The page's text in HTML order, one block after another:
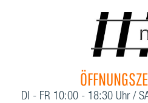
DI - FR 10:00 - 18:30 Uhr /